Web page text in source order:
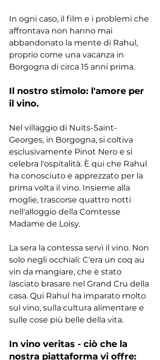
In ogni caso, il film e i problemi che
affrontava non hanno mai
abbandonato la mente di Rahul,
proprio come una vacanza in
Borgogna di circa 15 anni prima.
Il nostro stimolo: l'amore per
il vino.
Nel villaggio di Nuits-Saint-
Georges, in Borgogna, si coltiva
esclusivamente Pinot Nero e si
celebra l'ospitalità. È qui che Rahul
ha conosciuto e apprezzato per la
prima volta il vino. Insieme alla
moglie, trascorse quattro notti
nell'alloggio della Comtesse
Madame de Loisy.
La sera la contessa servì il vino. Non
solo negli occhiali: C'era un coq au
vin da mangiare, che è stato
lasciato brasare nel Grand Cru della
casa. Qui Rahul ha imparato molto
sul vino, sulla cultura alimentare e
sulle cose più belle della vita.
In vino veritas - ciò che la
nostra piattaforma vi offre: